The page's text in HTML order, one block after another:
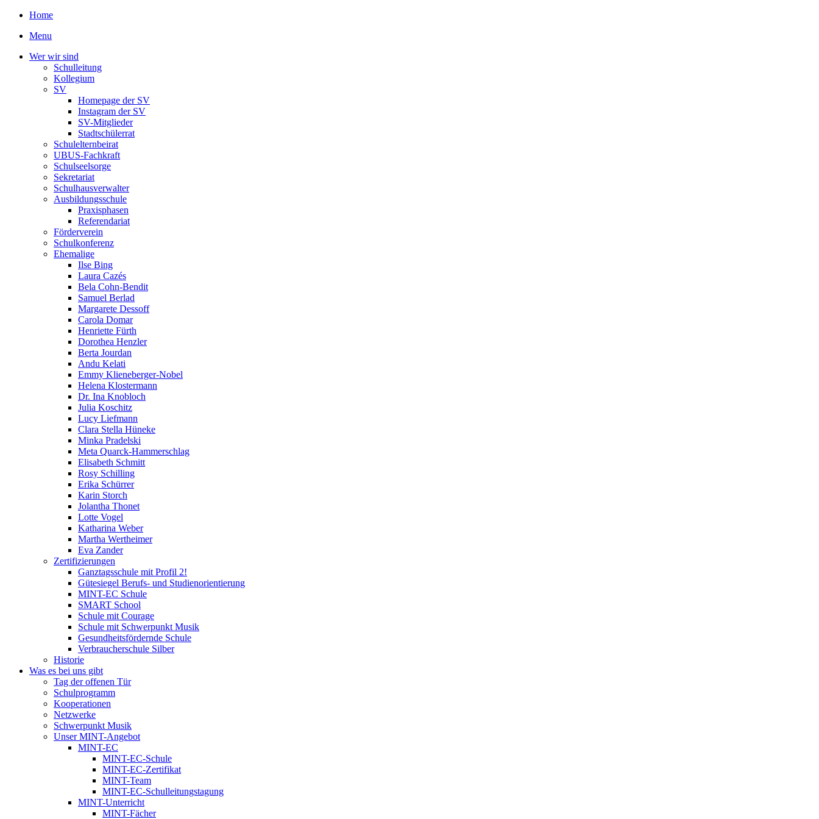
Home
Menu
Wer wir sind
Schulleitung
Kollegium
SV
Homepage der SV
Instagram der SV
SV-Mitglieder
Stadtschülerrat
Schulelternbeirat
UBUS-Fachkraft
Schulseelsorge
Sekretariat
Schulhausverwalter
Ausbildungsschule
Praxisphasen
Referendariat
Förderverein
Schulkonferenz
Ehemalige
Ilse Bing
Laura Cazés
Bela Cohn-Bendit
Samuel Berlad
Margarete Dessoff
Carola Domar
Henriette Fürth
Dorothea Henzler
Berta Jourdan
Andu Kelati
Emmy Klieneberger-Nobel
Helena Klostermann
Dr. Ina Knobloch
Julia Koschitz
Lucy Liefmann
Clara Stella Hüneke
Minka Pradelski
Meta Quarck-Hammerschlag
Elisabeth Schmitt
Rosy Schilling
Erika Schürrer
Karin Storch
Jolantha Thonet
Lotte Vogel
Katharina Weber
Martha Wertheimer
Eva Zander
Zertifizierungen
Ganztagsschule mit Profil 2!
Gütesiegel Berufs- und Studienorientierung
MINT-EC Schule
SMART School
Schule mit Courage
Schule mit Schwerpunkt Musik
Gesundheitsfördernde Schule
Verbraucherschule Silber
Historie
Was es bei uns gibt
Tag der offenen Tür
Schulprogramm
Kooperationen
Netzwerke
Schwerpunkt Musik
Unser MINT-Angebot
MINT-EC
MINT-EC-Schule
MINT-EC-Zertifikat
MINT-Team
MINT-EC-Schulleitungstagung
MINT-Unterricht
MINT-Fächer